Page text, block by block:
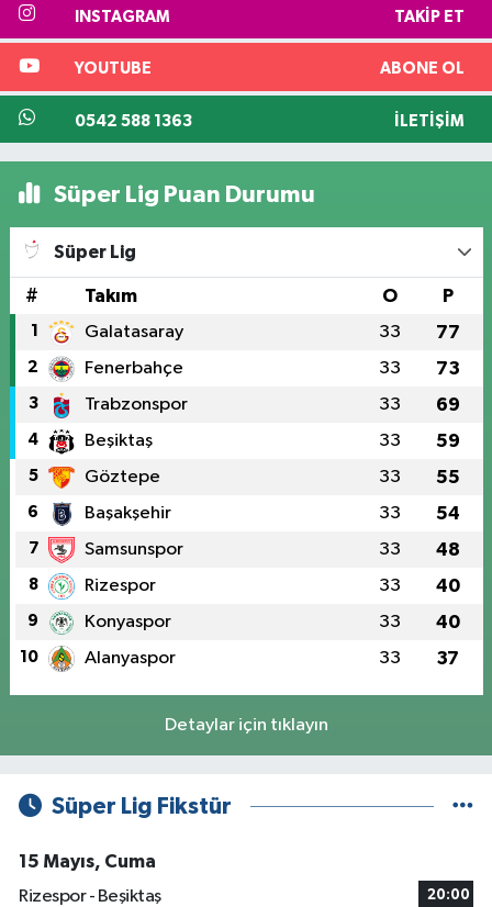
INSTAGRAM TAKIP ET
YOUTUBE ABONE OL
0542 588 1363 İLETIŞIM
Süper Lig Puan Durumu
Süper Lig
# Takım O P
1 Galatasaray 33 77
2 Fenerbahçe 33 73
3 Trabzonspor 33 69
4 Beşiktaş 33 59
5 Göztepe 33 55
6 Başakşehir 33 54
7 Samsunspor 33 48
8 Rizespor 33 40
9 Konyaspor 33 40
10 Alanyaspor 33 37
Detaylar için tıklayın
Süper Lig Fikstür
15 Mayıs, Cuma
Rizespor - Beşiktaş
20:00